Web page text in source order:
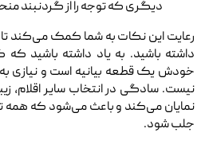
دیگری که توجه را از گردنبند
رعایت این نکات به شما کمک می‌کند
داشته باشید. به یاد داشته باشید که
خودش یک قطعه بیانیه است و نیازی به
نیست. سادگی در انتخاب سایر اقلام،
نمایان می‌کند و باعث می‌شود که همه
جلب شود.